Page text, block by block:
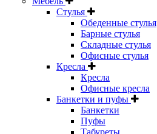
Стулья
Обеденные стулья
Барные стулья
Складные стулья
Офисные стулья
Кресла
Кресла
Офисные кресла
Банкетки и пуфы
Банкетки
Пуфы
Табуреты